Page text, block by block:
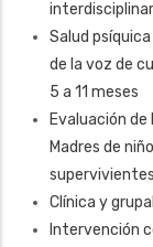
Salud
de la voz de
5 a 11 meses
Evaluación
Madres de
Clínica y
Intervención